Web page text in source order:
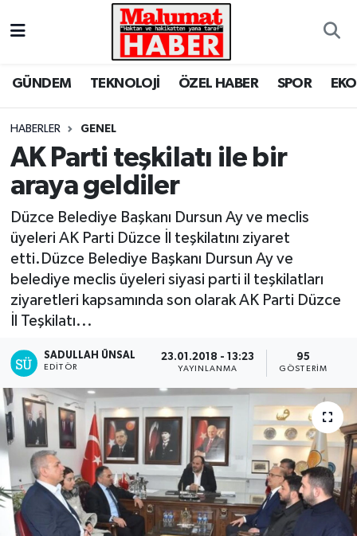
GÜNDEM TEKNOLOJİ ÖZEL HABER SPOR
HABERLER GENEL
AK Parti teşkilatı ile bir
araya geldiler
Düzce Belediye Başkanı Dursun Ay ve meclis
üyeleri AK Parti Düzce İl teşkilatını ziyaret
etti.Düzce Belediye Başkanı Dursun Ay ve
belediye meclis üyeleri siyasi parti il teşkilatları
ziyaretleri kapsamında son olarak AK Parti Düzce
İl Teşkilatı...
SADULLAH ÜNSAL
EDITÖR
23.01.2018 - 13:23
YAYINLANMA
95
GÖSTERIM
Nöbetçi Eczaneler
Süper Lig Puan Durumu ve Fikstür
Tüm Manşetler
Son Dakika Haberleri
Haber Arşivi